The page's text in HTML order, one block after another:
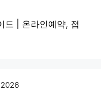
드 | 온라인예약, 접